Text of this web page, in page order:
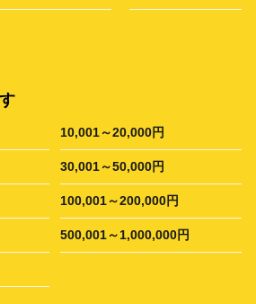
10,001～20,000円
30,001～50,000円
100,001～200,000円
500,001～1,000,000円